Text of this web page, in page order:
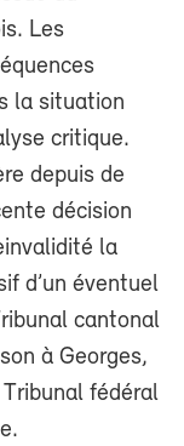
Les
la situation
critique.
depuis de
décision
la
d’un éventuel
cantonal
à Georges,
fédéral